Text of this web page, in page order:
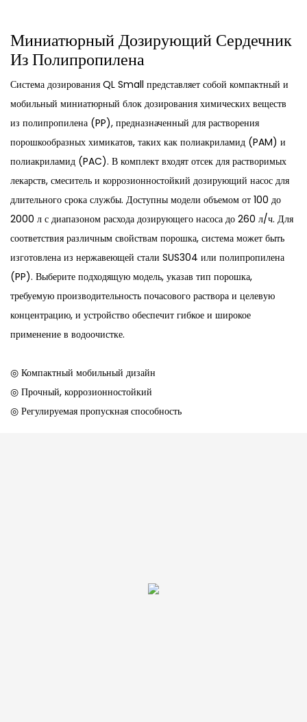
Миниатюрный Дозирующий Сердечник
Из Полипропилена
Система дозирования QL Small представляет собой компактный и
мобильный миниатюрный блок дозирования химических веществ
из полипропилена (PP), предназначенный для растворения
порошкообразных химикатов, таких как полиакриламид (PAM) и
полиакриламид (PAC). В комплект входят отсек для растворимых
лекарств, смеситель и коррозионностойкий дозирующий насос для
длительного срока службы. Доступны модели объемом от 100 до
2000 л с диапазоном расхода дозирующего насоса до 260 л/ч. Для
соответствия различным свойствам порошка, система может быть
изготовлена ​​из нержавеющей стали SUS304 или полипропилена
(PP). Выберите подходящую модель, указав тип порошка,
требуемую производительность почасового раствора и целевую
концентрацию, и устройство обеспечит гибкое и широкое
применение в водоочистке.
◎ Компактный мобильный дизайн
◎ Прочный, коррозионностойкий
◎ Регулируемая пропускная способность